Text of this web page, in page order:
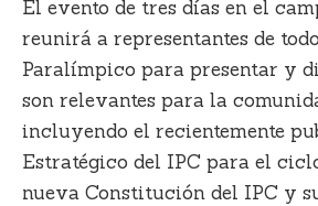
El evento de tres días en el
reunirá a representantes de
Paralímpico para presentar y
son relevantes para la
incluyendo el recientemente
Estratégico del IPC para el
nueva Constitución del IPC y